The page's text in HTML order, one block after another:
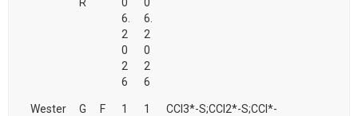
6.
2
0
2
6
6.
2
0
2
6
Wester
G
F
1
1
CCI3*-S;CCI2*-S;CCI*-